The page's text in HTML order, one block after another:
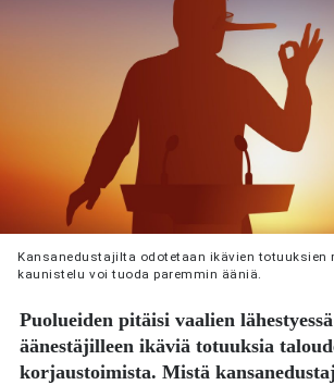
Kansanedustajilta odotetaan ikävien totuuksien
kaunistelu voi tuoda paremmin ääniä.
Puolueiden pitäisi vaalien
äänestäjilleen ikäviä totuuksia
korjaustoimista. Mistä